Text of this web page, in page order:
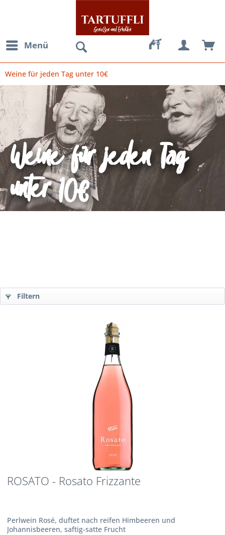
Menü
Weine für jeden Tag unter 10€
Weine für jeden Tag
unter 10€
Filtern
ROSATO - Rosato Frizzante
Perlwein Rosé, duftet nach reifen Himbeeren und
Johannisbeeren, saftig-satte Frucht